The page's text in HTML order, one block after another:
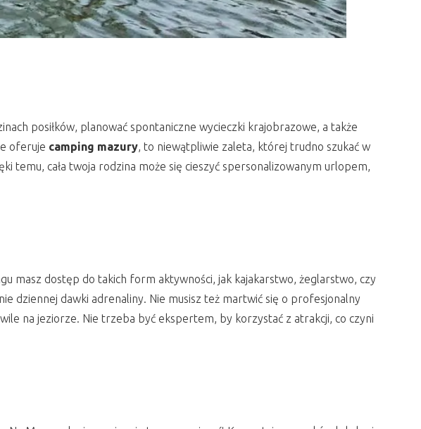
posiłków, planować spontaniczne wycieczki krajobrazowe, a także
oferuje camping mazury , to niewątpliwie zaleta, której trudno szukać w
temu, cała twoja rodzina może się cieszyć spersonalizowanym urlopem,
masz dostęp do takich form aktywności, jak kajakarstwo, żeglarstwo, czy
dziennej dawki adrenaliny. Nie musisz też martwić się o profesjonalny
na jeziorze. Nie trzeba być ekspertem, by korzystać z atrakcji, co czyni